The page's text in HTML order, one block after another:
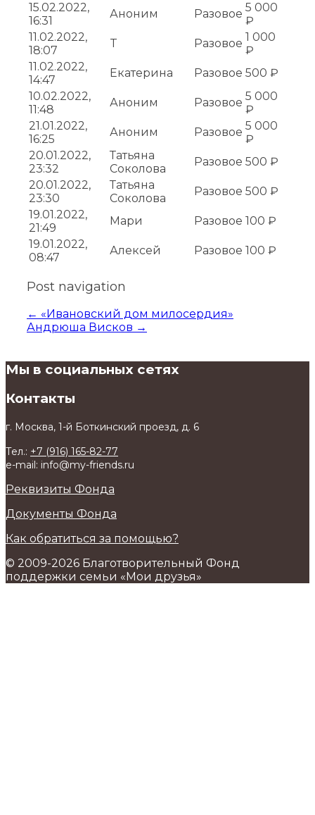
15.02.2022,
16:31
Аноним Разовое 5 000
₽
11.02.2022,
18:07
T Разовое 1 000
₽
11.02.2022,
14:47
Екатерина Разовое 500 ₽
10.02.2022,
11:48
Аноним Разовое 5 000
₽
21.01.2022,
16:25
Аноним Разовое 5 000
₽
20.01.2022,
23:32
Татьяна
Соколова
Разовое 500 ₽
20.01.2022,
23:30
Татьяна
Соколова
Разовое 500 ₽
19.01.2022,
21:49
Мари Разовое 100 ₽
19.01.2022,
08:47
Алексей Разовое 100 ₽
Post navigation
← «Ивановский дом милосердия»
Андрюша Висков →
Мы в социальных сетях
Контакты
г. Москва, 1-й Боткинский проезд, д. 6
Тел.: +7 (916) 165-82-77
e-mail: info@my-friends.ru
Реквизиты Фонда
Документы Фонда
Как обратиться за помощью?
© 2009-2026 Благотворительный Фонд
поддержки семьи «Мои друзья»